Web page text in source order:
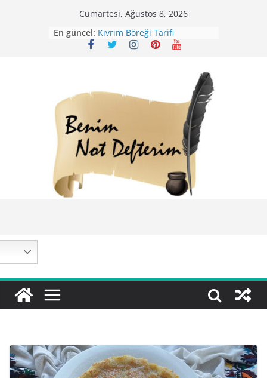
Cumartesi, Ağustos 8, 2026
En güncel:
Mirik Köfte Tarifi – Sivas
Kıvrım Böreği Tarifi
Karabuğday Pilavı Tarifi